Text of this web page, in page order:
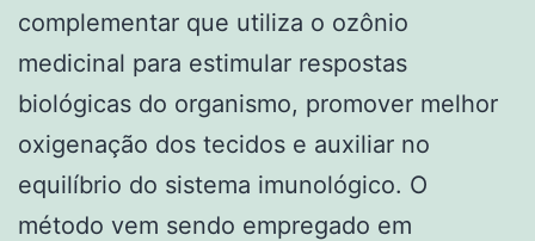
complementar que utiliza o ozônio
medicinal para estimular respostas
biológicas do organismo, promover melhor
oxigenação dos tecidos e auxiliar no
equilíbrio do sistema imunológico. O
método vem sendo empregado em